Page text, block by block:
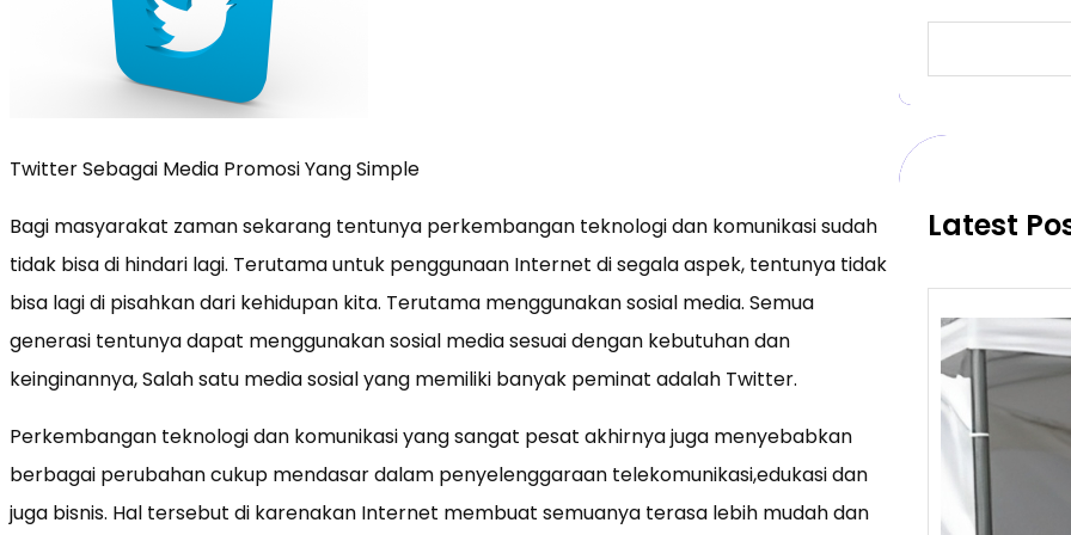
Twitter Sebagai Media Promosi Yang Simple
Bagi masyarakat zaman sekarang tentunya perkembangan teknologi dan komunikasi sudah
tidak bisa di hindari lagi. Terutama untuk penggunaan Internet di segala aspek, tentunya tidak
bisa lagi di pisahkan dari kehidupan kita. Terutama menggunakan sosial media. Semua
generasi tentunya dapat menggunakan sosial media sesuai dengan kebutuhan dan
keinginannya, Salah satu media sosial yang memiliki banyak peminat adalah Twitter.
Perkembangan teknologi dan komunikasi yang sangat pesat akhirnya juga menyebabkan
berbagai perubahan cukup mendasar dalam penyelenggaraan telekomunikasi,edukasi dan
juga bisnis. Hal tersebut di karenakan Internet membuat semuanya terasa lebih mudah dan
a
c
Latest